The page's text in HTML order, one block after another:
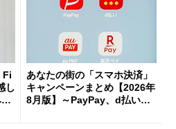
Fi
し
あなたの街の「スマホ決済」
キャンペーンまとめ【2026年
8月版】～PayPay、d払い、a